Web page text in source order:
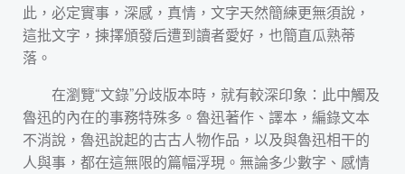
此，必定實事，深感，真情，文字天然簡練更無須說，
這批文字，揀擇頒發后遭到讀者愛好，也簡直瓜熟蒂
落。
在瀏覽“文錄”分歧版本時，就有較深印象：此中觸及
魯迅的內在的事務特殊多。魯迅著作、譯本，編錄文本
不消說，魯迅說起的古古人物作品，以及與魯迅相干的
人與事，都在這無限的篇幅浮現。無論多少數字、感情